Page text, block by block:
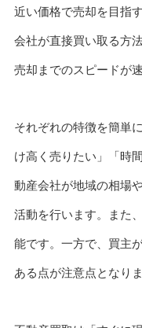
近い価格で売却を目指
会社が直接買い取る方
売却までのスピードが
それぞれの特徴を簡単
け高く売りたい」「時
動産会社が地域の相場
活動を行います。また
能です。一方で、買主
ある点が注意点となりま